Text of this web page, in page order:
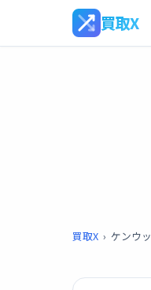
買取X
買取X › ケンウ